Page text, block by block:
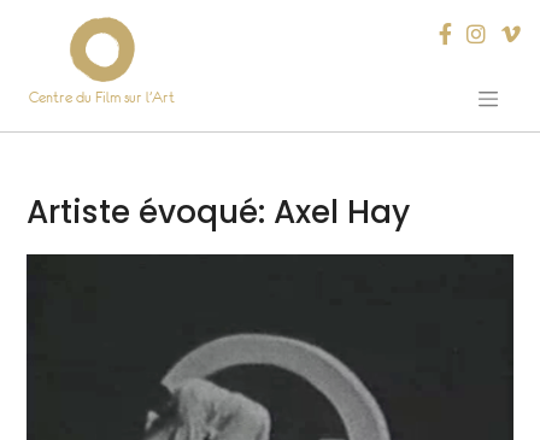
Centre du Film sur l’Art
Artiste évoqué: Axel Hay